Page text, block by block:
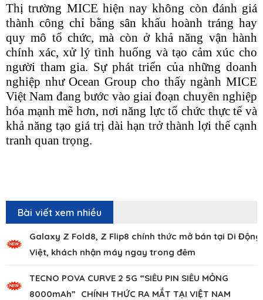
Thị trường MICE hiện nay không còn đánh giá
thành công chỉ bằng sân khấu hoành tráng hay
quy mô tổ chức, mà còn ở khả năng vận hành
chính xác, xử lý tình huống và tạo cảm xúc cho
người tham gia. Sự phát triển của những doanh
nghiệp như Ocean Group cho thấy ngành MICE
Việt Nam đang bước vào giai đoạn chuyên nghiệp
hóa mạnh mẽ hơn, nơi năng lực tổ chức thực tế và
khả năng tạo giá trị dài hạn trở thành lợi thế cạnh
tranh quan trọng.
Bài viết xem nhiều
Galaxy Z Fold8, Z Flip8 chính thức mở bán tại Di Động
Việt, khách nhận máy ngay trong đêm
TECNO POVA CURVE 2 5G “SIÊU PIN SIÊU MỎNG
8000mAh” CHÍNH THỨC RA MẮT TẠI VIỆT NAM